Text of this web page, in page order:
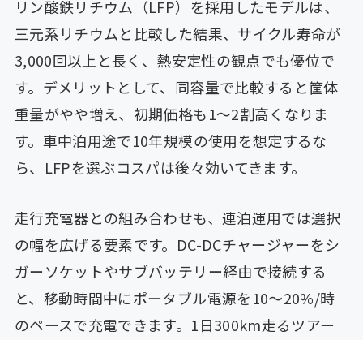
リン酸鉄リチウム（LFP）を採用したモデルは、
三元系リチウムと比較した結果、サイクル寿命が
3,000回以上と長く、熱安定性の観点でも優位で
す。デメリットとして、同容量で比較すると筐体
重量がやや増え、初期価格も1〜2割高くなりま
す。車中泊用途で10年規模の使用を想定するな
ら、LFPを選ぶコスパは後々効いてきます。
走行充電器との組み合わせも、連泊運用では選択
の幅を広げる要素です。DC-DCチャージャーをシ
ガーソケットやサブバッテリー経由で接続する
と、移動時間中にポータブル電源を10〜20%/時
のペースで充電できます。1日300km走るツアー